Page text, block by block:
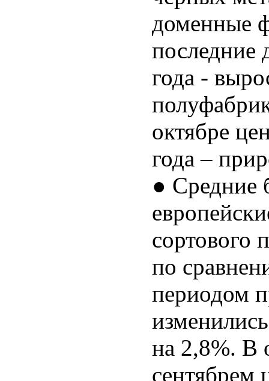
доменные
последние
года -
октябре
года –
● Средние
сортового
по
периодом
на 2,8%. В
сентябрем